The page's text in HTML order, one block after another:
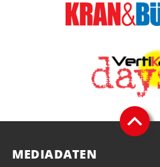
MEDIADATEN